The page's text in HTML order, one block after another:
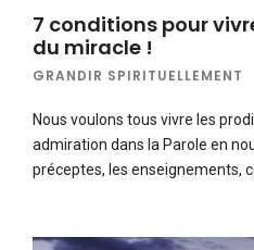
7 conditions pour
du miracle !
GRANDIR SPIRITUELLEMENT
Nous voulons tous vivre les
admiration dans la Parole en
préceptes, les enseignements,